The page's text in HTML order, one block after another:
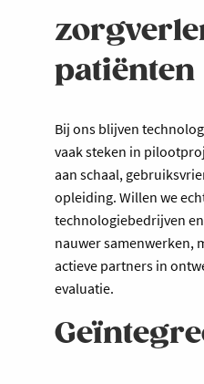
patiënten
Bij ons blijven
vaak steken in
aan schaal,
opleiding. Willen we
technologiebedrijven
nauwer samenwerken,
actieve partners in
evaluatie.